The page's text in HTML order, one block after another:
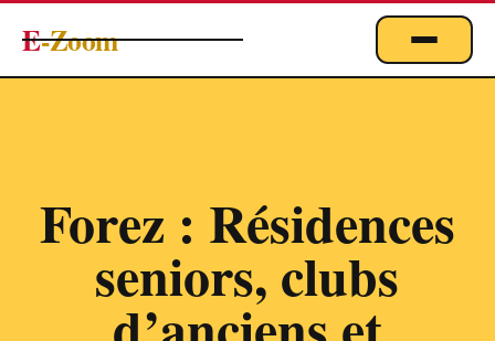
E-Zoom
EMPLOI
MARKETING & DIGITAL
TECHNOLOGIE
Forez : Résidences
seniors, clubs